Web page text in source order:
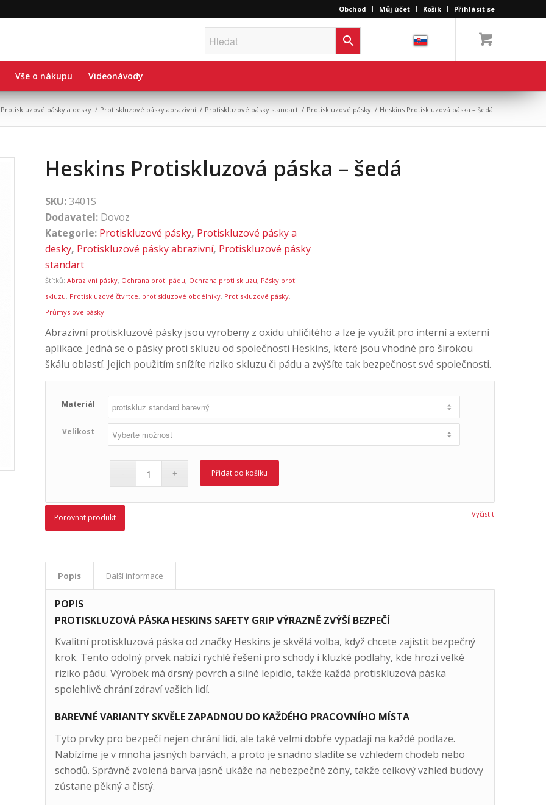
Obchod Můj účet Košík Přihlásit se
Vše o nákupu Videonávody
Protiskluzové pásky a desky / Protiskluzové pásky abrazivní / Protiskluzové pásky standart / Protiskluzové pásky / Heskins Protiskluzová páska – šedá
Heskins Protiskluzová páska – šedá
SKU:3401S
Dodavatel: Dovoz
Kategorie: Protiskluzové pásky, Protiskluzové pásky a
desky, Protiskluzové pásky abrazivní, Protiskluzové pásky
standart
Štítků: Abrazivní pásky, Ochrana proti pádu, Ochrana proti skluzu, Pásky proti
skluzu, Protiskluzové čtvrtce, protiskluzové obdélníky, Protiskluzové pásky,
Průmyslové pásky
Abrazivní protiskluzové pásky jsou vyrobeny z oxidu uhličitého a lze je využít pro interní a externí
aplikace. Jedná se o pásky proti skluzu od společnosti Heskins, které jsou vhodné pro širokou
škálu oblastí. Jejich použitím snížíte riziko skluzu či pádu a zvýšíte tak bezpečnost své společnosti.
Materiál
Velikost
Vyčistit
Přidat do košíku
Porovnat produkt
Popis Další informace
POPIS
PROTISKLUZOVÁ PÁSKA HESKINS SAFETY GRIP VÝRAZNĚ ZVÝŠÍ BEZPEČÍ
Kvalitní protiskluzová páska od značky Heskins je skvělá volba, když chcete zajistit bezpečný
krok. Tento odolný prvek nabízí rychlé řešení pro schody i kluzké podlahy, kde hrozí velké
riziko pádu. Výrobek má drsný povrch a silné lepidlo, takže každá protiskluzová páska
spolehlivě chrání zdraví vašich lidí.
BAREVNÉ VARIANTY SKVĚLE ZAPADNOU DO KAŽDÉHO PRACOVNÍHO MÍSTA
Tyto prvky pro bezpečí nejen chrání lidi, ale také velmi dobře vypadají na každé podlaze.
Nabízíme je v mnoha jasných barvách, a proto je snadno sladíte se vzhledem chodeb nebo
schodů. Správně zvolená barva jasně ukáže na nebezpečné zóny, takže celkový vzhled budovy
zůstane pěkný a čistý.